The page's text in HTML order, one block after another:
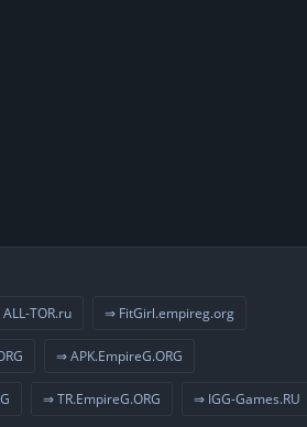
TOR.ru ⇒ FitGirl.empireg.org
⇒ APK.EmpireG.ORG
⇒ TR.EmpireG.ORG ⇒ IGG-Games.RU